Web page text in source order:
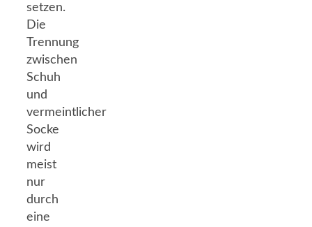
setzen.
Die
Trennung
zwischen
Schuh
und
vermeintlicher
Socke
wird
meist
nur
durch
eine